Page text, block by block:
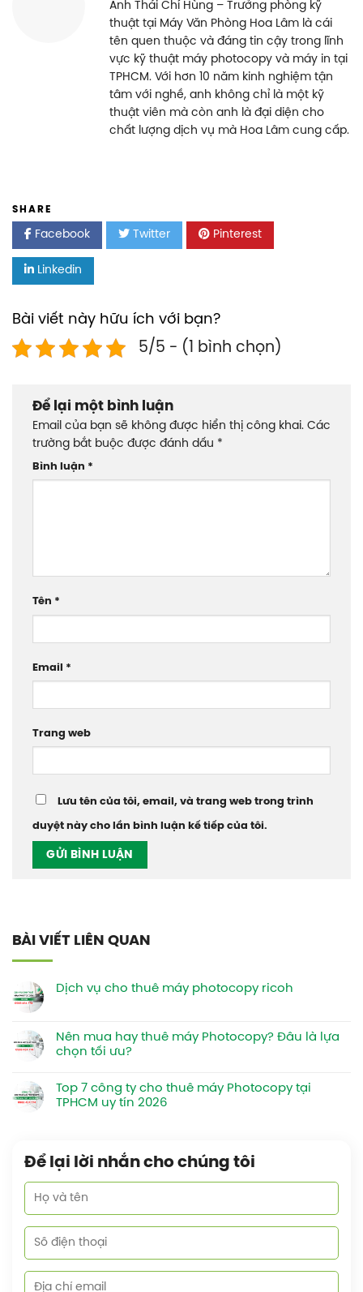
BÀI VIẾT LIÊN QUAN
Dịch vụ cho thuê máy photocopy ricoh
Nên mua hay thuê máy Photocopy? Đâu là lựa
chọn tối ưu?
Top 7 công ty cho thuê máy Photocopy tại
TPHCM uy tín 2026
Để lại lời nhắn cho chúng tôi
Anh Thái Chí Hùng – Trưởng phòng kỹ
thuật tại Máy Văn Phòng Hoa Lâm là cái
tên quen thuộc và đáng tin cậy trong lĩnh
vực kỹ thuật máy photocopy và máy in tại
TPHCM. Với hơn 10 năm kinh nghiệm tận
tâm với nghề, anh không chỉ là một kỹ
thuật viên mà còn anh là đại diện cho
chất lượng dịch vụ mà Hoa Lâm cung cấp.
SHARE
Facebook Twitter Pinterest
Linkedin
Bài viết này hữu ích với bạn?
5/5 - (1 bình chọn)
Để lại một bình luận
Email của bạn sẽ không được hiển thị công khai. Các
trường bắt buộc được đánh dấu *
Bình luận *
Tên *
Email *
Trang web
Lưu tên của tôi, email, và trang web trong trình
duyệt này cho lần bình luận kế tiếp của tôi.